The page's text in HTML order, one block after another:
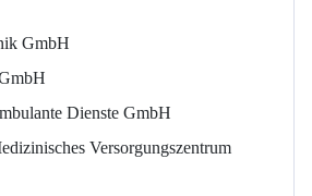
GmbH
Dienste GmbH
Versorgungszentrum